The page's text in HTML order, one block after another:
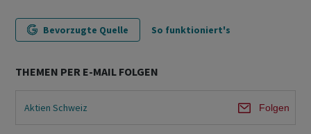
Bevorzugte Quelle So funktioniert's
THEMEN PER E-MAIL FOLGEN
Aktien Schweiz Folgen